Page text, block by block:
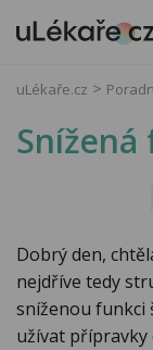
uLékaře.cz
Snížená
Dobrý den,
nejdříve tedy
sníženou funkci
užívat přípravky